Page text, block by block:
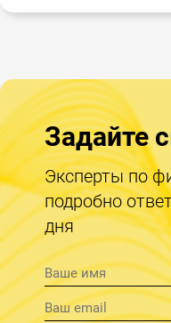
Задайте
Эксперты по
подробно
дня